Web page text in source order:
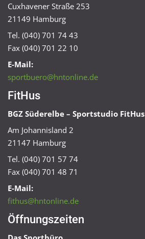
Cuxhavener Straße 253
21149 Hamburg
Tel. (040) 701 74 43
Fax (040) 701 22 10
E-Mail:
sportbuero@hntonline.de
FitHus
BGZ Süderelbe – Sportstudio FitHus
Am Johannisland 2
21147 Hamburg
Tel. (040) 701 57 74
Fax (040) 701 48 71
E-Mail:
fithus@hntonline.de
Öffnungszeiten